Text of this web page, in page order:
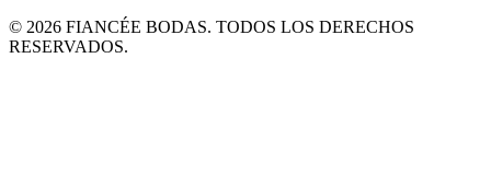
© 2026 FIANCÉE BODAS. TODOS LOS DERECHOS
RESERVADOS.